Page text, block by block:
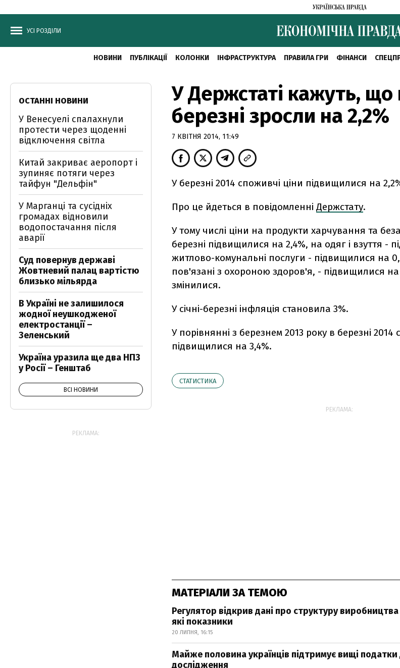
УСІ РОЗДІЛИ
НОВИНИ ПУБЛІКАЦІЇ КОЛОНКИ ІНФРАСТРУКТУРА ПРАВИЛА ГРИ ФІНАНСИ
У Держстаті кажуть, що
березні зросли на 2,2%
7 КВІТНЯ 2014, 11:49
У березні 2014 споживчі ціни підвищилися на
Про це йдеться в повідомленні Держстату.
У тому числі ціни на продукти харчування та
березні підвищилися на 2,4%, на одяг і взуття -
житлово-комунальні послуги - підвищилися на
пов'язані з охороною здоров'я, - підвищилися на
змінилися.
У січні-березні інфляція становила 3%.
У порівнянні з березнем 2013 року в березні 2014
підвищилися на 3,4%.
СТАТИСТИКА
РЕКЛАМА:
МАТЕРІАЛИ ЗА ТЕМОЮ
Регулятор відкрив дані про структуру
які показники
20 ЛИПНЯ, 16:15
Майже половина українців підтримує вищі
дослідження
ОСТАННІ НОВИНИ
У Венесуелі спалахнули
протести через щоденні
відключення світла
Китай закриває аеропорт і
зупиняє потяги через
тайфун "Дельфін"
У Марганці та сусідніх
громадах відновили
водопостачання після
аварії
Суд повернув державі
Жовтневий палац вартістю
близько мільярда
В Україні не залишилося
жодної неушкодженої
електростанції –
Зеленський
Україна уразила ще два НПЗ
у Росії – Генштаб
ВСІ НОВИНИ
РЕКЛАМА: